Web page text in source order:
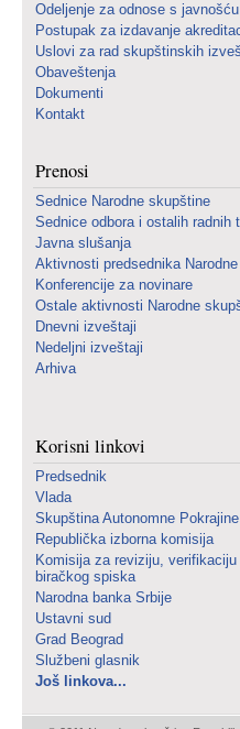
Odeljenje za odnose s javnošću
Postupak za izdavanje
Uslovi za rad skupštinskih
Obaveštenja
Dokumenti
Kontakt
Prenosi
Sednice Narodne skupštine
Sednice odbora i ostalih radnih
Javna slušanja
Aktivnosti predsednika
Konferencije za novinare
Ostale aktivnosti Narodne
Dnevni izveštaji
Nedeljni izveštaji
Arhiva
Korisni linkovi
Predsednik
Vlada
Skupština Autonomne
Republička izborna komisija
Komisija za reviziju,
biračkog spiska
Narodna banka Srbije
Ustavni sud
Grad Beograd
Službeni glasnik
Još linkova...